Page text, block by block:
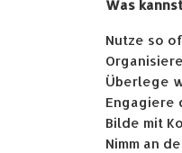
Was
Nutze so
Überlege
Engagiere
Bilde mit
Nimm an